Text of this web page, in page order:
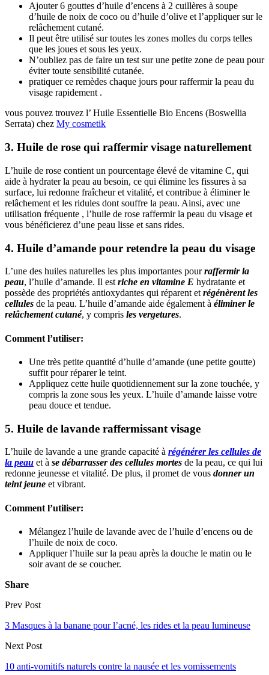
Ajouter 6 gouttes d’huile d’encens à 2 cuillères à soupe
d’huile de noix de coco ou d’huile d’olive et l’appliquer sur le
relâchement cutané.
Il peut être utilisé sur toutes les zones molles du corps telles
que les joues et sous les yeux.
N’oubliez pas de faire un test sur une petite zone de peau pour
éviter toute sensibilité cutanée.
pratiquer ce remèdes chaque jours pour raffermir la peau du
visage rapidement .
vous pouvez trouvez l’ Huile Essentielle Bio Encens (Boswellia
Serrata) chez My cosmetik
3. Huile de rose qui raffermir visage naturellement
L’huile de rose contient un pourcentage élevé de vitamine C, qui
aide à hydrater la peau au besoin, ce qui élimine les fissures à sa
surface, lui redonne fraîcheur et vitalité, et contribue à éliminer le
relâchement et les ridules dont souffre la peau. Ainsi, avec une
utilisation fréquente , l’huile de rose raffermir la peau du visage et
vous bénéficierez d’une peau lisse et sans rides.
4. Huile d’amande pour retendre la peau du visage
L’une des huiles naturelles les plus importantes pourraffermir la
peau, l’huile d’amande. Il est riche en vitamine E hydratante et
possède des propriétés antioxydantes qui réparent et régénèrent les
cellules de la peau. L’huile d’amande aide également à éliminer le
relâchement cutané, y compris les vergetures.
Comment l’utiliser:
Une très petite quantité d’huile d’amande (une petite goutte)
suffit pour réparer le teint.
Appliquez cette huile quotidiennement sur la zone touchée, y
compris la zone sous les yeux. L’huile d’amande laisse votre
peau douce et tendue.
5. Huile de lavande raffermissant visage
L’huile de lavande a une grande capacité à régénérer les cellules de
la peau et à se débarrasser des cellules mortes de la peau, ce qui lui
redonne jeunesse et vitalité. De plus, il promet de vous donner un
teint jeune et vibrant.
Comment l’utiliser:
Mélangez l’huile de lavande avec de l’huile d’encens ou de
l’huile de noix de coco.
Appliquer l’huile sur la peau après la douche le matin ou le
soir avant de se coucher.
Share
Prev Post
3 Masques à la banane pour l’acné, les rides et la peau lumineuse
Next Post
10 anti-vomitifs naturels contre la nausée et les vomissements